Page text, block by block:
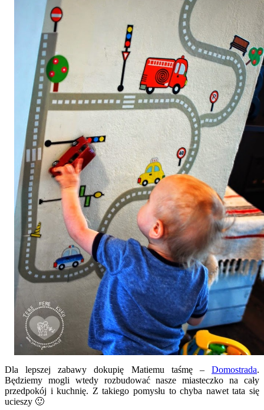
Dla lepszej zabawy dokupię Matiemu taśmę – Domostrada.
Będziemy mogli wtedy rozbudować nasze miasteczko na cały
przedpokój i kuchnię. Z takiego pomysłu to chyba nawet tata się
ucieszy 🙂